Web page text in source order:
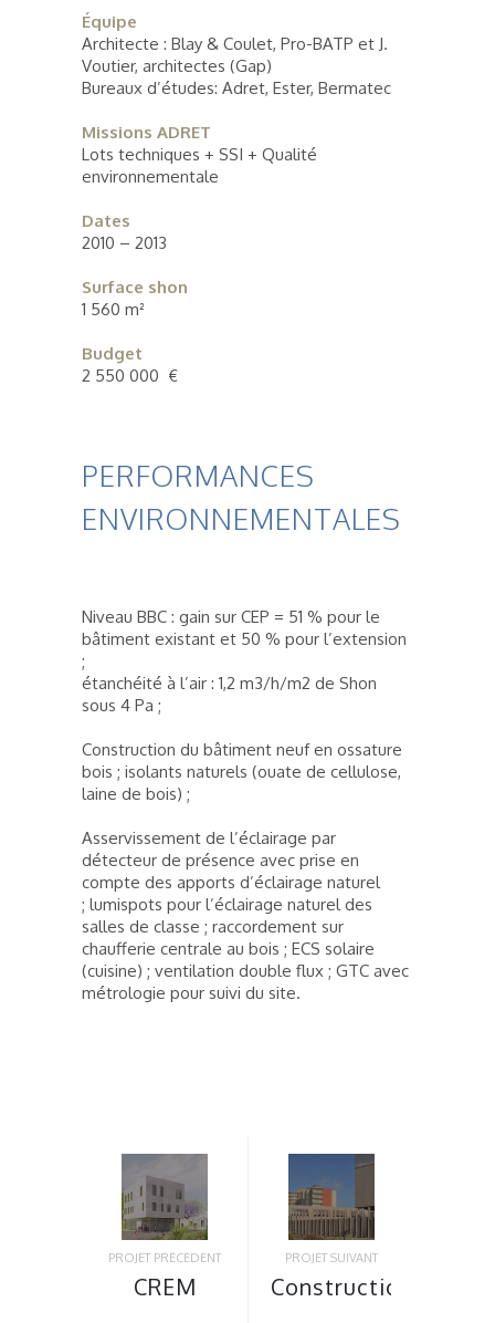
Équipe
Architecte : Blay & Coulet, Pro-BATP et J.
Voutier, architectes (Gap)
Bureaux d’études: Adret, Ester, Bermatec
Missions ADRET
Lots techniques + SSI + Qualité
environnementale
Dates
2010 – 2013
Surface shon
1 560 m²
Budget
2 550 000 €
PERFORMANCES
ENVIRONNEMENTALES
Niveau BBC : gain sur CEP = 51 % pour le
bâtiment existant et 50 % pour l’extension
;
étanchéité à l’air : 1,2 m3/h/m2 de Shon
sous 4 Pa ;
Construction du bâtiment neuf en ossature
bois ; isolants naturels (ouate de cellulose,
laine de bois) ;
Asservissement de l’éclairage par
détecteur de présence avec prise en
compte des apports d’éclairage naturel
; lumispots pour l’éclairage naturel des
salles de classe ; raccordement sur
chaufferie centrale au bois ; ECS solaire
(cuisine) ; ventilation double flux ; GTC avec
métrologie pour suivi du site.
PROJET PRÉCÉDENT
CREM
PROJET SUIVANT
Construction